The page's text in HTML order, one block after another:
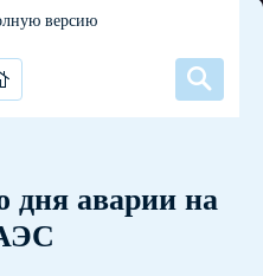
версию
дня аварии на